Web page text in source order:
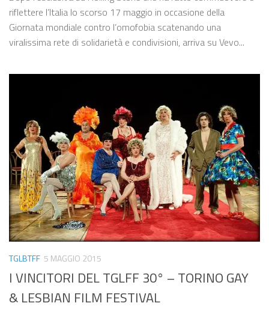
riflettere l’Italia lo scorso 17 maggio in occasione della
Giornata mondiale contro l’omofobia scatenando una
viralissima rete di solidarietà e condivisioni, arriva su Vevo...
TGLBTFF 5 MAGGIO 2015
I VINCITORI DEL TGLFF 30° – TORINO GAY
& LESBIAN FILM FESTIVAL